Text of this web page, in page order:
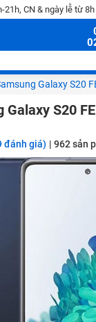
21h, CN & ngày lễ từ
Galaxy S20
Galaxy S20 FE
đánh giá) | 962sản